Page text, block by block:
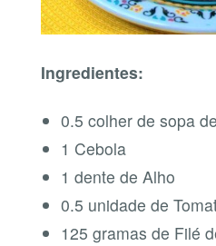
Ingredientes:
0.5 colher de sopa
1 Cebola
1 dente de Alho
0.5 unidade de
125 gramas de Filé